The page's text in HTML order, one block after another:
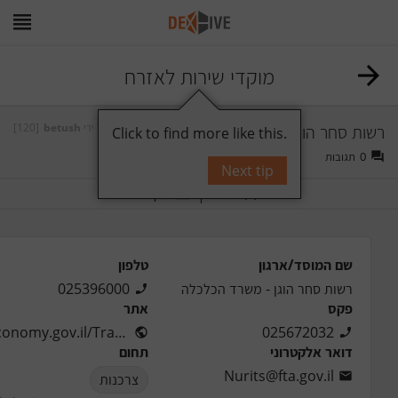
מוקדי שירות לאזרח
רשות סחר הוגן - משרד הכלכלה
0 תגובות
תייג עקוב
שם המוסד/ארגון
רשות סחר הוגן - משרד הכלכלה
טלפון
025396000
פקס
025672032
אתר
http://economy.gov.il/Trade/ConsumerProtection/Pages...
דואר אלקטרוני
Nurits@fta.gov.il
תחום
צרכנות
Click to find more like this.
Next tip